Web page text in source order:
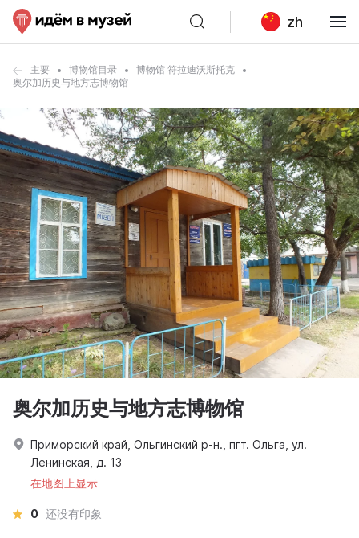
zh
主要 博物馆目录
博物馆 符拉迪沃斯托克
奥尔加历史与地方志博物馆
奥尔加历史与地方志博物馆
Приморский край, Ольгинский р-н., пгт. Ольга, ул.
Ленинская, д. 13
在地图上显示
0 还没有印象